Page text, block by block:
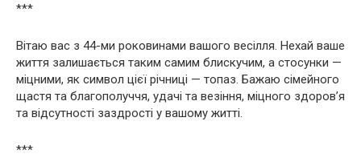
***
Вітаю вас з 44-ми роковинами вашого весілля. Нехай ваше
життя залишається таким самим блискучим, а стосунки —
міцними, як символ цієї річниці — топаз. Бажаю сімейного
щастя та благополуччя, удачі та везіння, міцного здоров’я
та відсутності заздрості у вашому житті.
***